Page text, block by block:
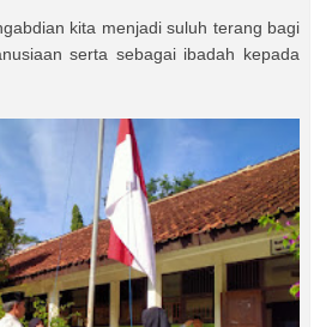
kita menjadi suluh terang bagi
serta sebagai ibadah kepada